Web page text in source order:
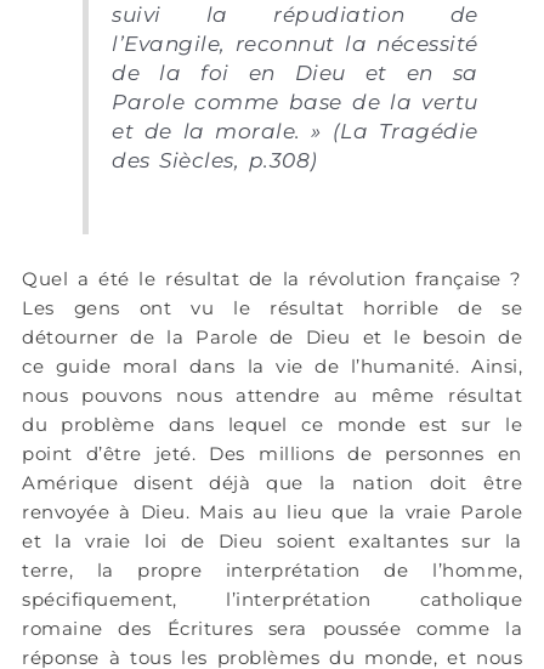
suivi la répudiation de
l’Evangile, reconnut la nécessité
de la foi en Dieu et en sa
Parole comme base de la vertu
et de la morale. » (La Tragédie
des Siècles, p.308)
Quel a été le résultat de la révolution française ?
Les gens ont vu le résultat horrible de se
détourner de la Parole de Dieu et le besoin de
ce guide moral dans la vie de l’humanité. Ainsi,
nous pouvons nous attendre au même résultat
du problème dans lequel ce monde est sur le
point d’être jeté. Des millions de personnes en
Amérique disent déjà que la nation doit être
renvoyée à Dieu. Mais au lieu que la vraie Parole
et la vraie loi de Dieu soient exaltantes sur la
terre, la propre interprétation de l’homme,
spécifiquement, l’interprétation catholique
romaine des Écritures sera poussée comme la
réponse à tous les problèmes du monde, et nous